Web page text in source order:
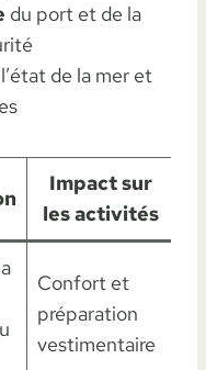
du port et de la
de la mer et
Impact sur
les activités
Confort et
préparation
vestimentaire